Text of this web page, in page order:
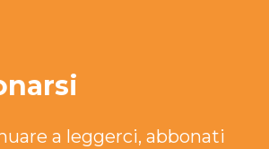
a leggerci, abbonati